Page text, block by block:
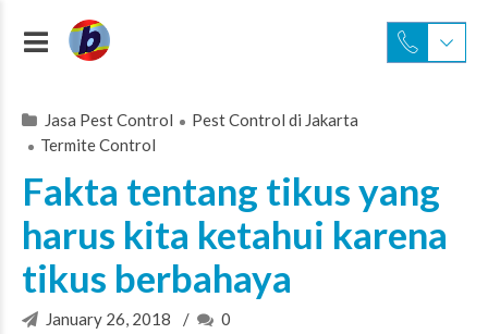
Jasa Pest Control
Pest Control di Jakarta
Termite Control
Fakta tentang tikus yang
harus kita ketahui karena
tikus berbahaya
January 26, 2018 0